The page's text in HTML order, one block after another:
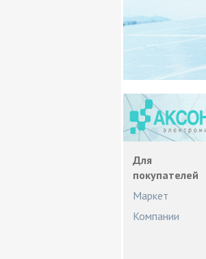
Для
покупателей
Маркет
Компании